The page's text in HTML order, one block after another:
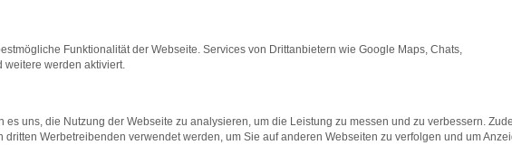
bestimmter Seiten verhindern. Funktioniert die Seite in einem anderen
dem neuesten Stand sind.
kann auch dazu führen, dass bestimmte Funktionen nicht mehr unterstützt
Funktionalität der Webseite. Services von Drittanbietern wie Google Maps, Chats,
weitere werden aktiviert.
es uns, die Nutzung der Webseite zu analysieren, um die Leistung zu messen und zu verbessern.
dritten Werbetreibenden verwendet werden, um Sie auf anderen Webseiten zu verfolgen und um